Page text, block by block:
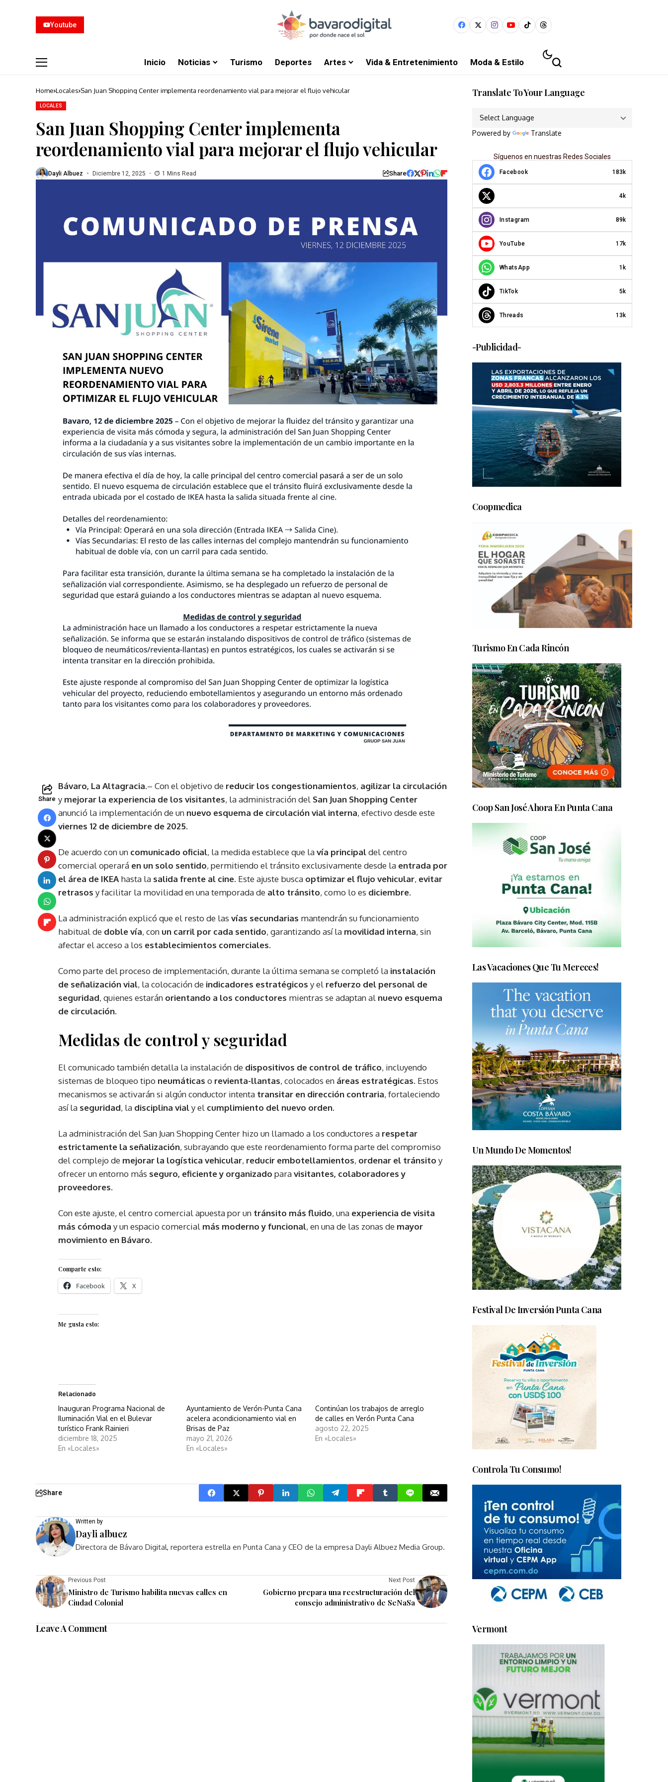
Youtube
Inicio Noticias Turismo Deportes Artes Vida & Entretenimiento Moda & Estilo
Home Locales San Juan Shopping Center implementa reordenamiento vial para mejorar el flujo vehicular
LOCALES
San Juan Shopping Center implementa
reordenamiento vial para mejorar el flujo vehicular
Dayli Albuez Diciembre 12, 2025 1 Mins Read Share
Share
Bávaro, La Altagracia.– Con el objetivo de reducir los congestionamientos, agilizar la circulación
y mejorar la experiencia de los visitantes, la administración del San Juan Shopping Center
anunció la implementación de un nuevo esquema de circulación vial interna, efectivo desde este
viernes 12 de diciembre de 2025.
De acuerdo con un comunicado oficial, la medida establece que lavía principaldel centro
comercial operará en un solo sentido, permitiendo el tránsito exclusivamente desde la entrada por
el área de IKEA hasta la salida frente al cine. Este ajuste busca optimizar el flujo vehicular, evitar
retrasos y facilitar la movilidad en una temporada de alto tránsito, como lo es diciembre.
La administración explicó que el resto de las vías secundarias mantendrán su funcionamiento
habitual de doble vía, con un carril por cada sentido, garantizando así la movilidad interna, sin
afectar el acceso a los establecimientos comerciales.
Como parte del proceso de implementación, durante la última semana se completó la instalación
de señalización vial, la colocación de indicadores estratégicos y el refuerzo del personal de
seguridad, quienes estarán orientando a los conductores mientras se adaptan al nuevo esquema
de circulación.
Medidas de control y seguridad
El comunicado también detalla la instalación de dispositivos de control de tráfico, incluyendo
sistemas de bloqueo tipo neumáticas o revienta-llantas, colocados en áreas estratégicas. Estos
mecanismos se activarán si algún conductor intenta transitar en dirección contraria, fortaleciendo
así la seguridad, la disciplina vialy el cumplimiento del nuevo orden.
La administración del San Juan Shopping Center hizo un llamado a los conductores a respetar
estrictamente la señalización, subrayando que este reordenamiento forma parte del compromiso
del complejo de mejorar la logística vehicular, reducir embotellamientos, ordenar el tránsito y
ofrecer un entorno más seguro, eficiente y organizado paravisitantes, colaboradores y
proveedores.
Con este ajuste, el centro comercial apuesta por un tránsito más fluido, una experiencia de visita
más cómoda y un espacio comercial más moderno y funcional, en una de las zonas de mayor
movimiento en Bávaro.
Comparte esto:
Facebook X
Me gusta esto:
Relacionado
Inauguran Programa Nacional de
Iluminación Vial en el Bulevar
turístico Frank Rainieri
diciembre 18, 2025
En «Locales»
Ayuntamiento de Verón-Punta Cana
acelera acondicionamiento vial en
Brisas de Paz
mayo 21, 2026
En «Locales»
Continúan los trabajos de arreglo
de calles en Verón Punta Cana
agosto 22, 2025
En «Locales»
Share
Written by
Dayli albuez
Directora de Bávaro Digital, reportera estrella en Punta Cana y CEO de la empresa Dayli Albuez Media Group.
Previous Post
Ministro de Turismo habilita nuevas calles en
Ciudad Colonial
Next Post
Gobierno prepara una reestructuración del
consejo administrativo de SeNaSa
Leave A Comment
Translate To Your Language
Powered by Translate
Síguenos en nuestras Redes Sociales
Facebook 183k
4k
Instagram 89k
YouTube 17k
WhatsApp 1k
TikTok 5k
Threads 13k
-Publicidad-
Coopmedica
Turismo En Cada Rincón
Coop San José Ahora En Punta Cana
Las Vacaciones Que Tu Mereces!
Un Mundo De Momentos!
Festival De Inversión Punta Cana
Controla Tu Consumo!
Vermont